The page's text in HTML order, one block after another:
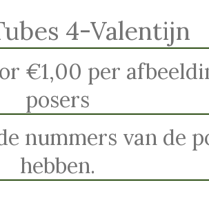
4-Valentijn
€1,00 per
posers
nummers van de
hebben.